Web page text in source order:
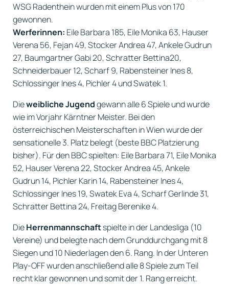
WSG Radenthein wurden mit einem Plus von 170
gewonnen.
Werferinnen: Eile Barbara 185, Eile Monika 63, Hauser
Verena 56, Fejan 49, Stocker Andrea 47, Ankele Gudrun
27, Baumgartner Gabi 20, Schratter Bettina20,
Schneiderbauer 12, Scharf 9, Rabensteiner Ines 8,
Schlossinger Ines 4, Pichler 4 und Swatek 1.
Dieweibliche Jugendgewann alle 6 Spiele und wurde
wie im Vorjahr Kärntner Meister. Bei den
österreichischen Meisterschaften in Wien wurde der
sensationelle 3. Platz belegt (beste BBC Platzierung
bisher). Für den BBC spielten: Eile Barbara 71, Eile Monika
52, Hauser Verena 22, Stocker Andrea 45, Ankele
Gudrun 14, Pichler Karin 14, Rabensteiner Ines 4,
Schlossinger Ines 19, Swatek Eva 4, Scharf Gerlinde 31,
Schratter Bettina 24, Freitag Berenike 4.
DieHerrenmannschaftspielte in der Landesliga (10
Vereine) und belegte nach dem Grunddurchgang mit 8
Siegen und 10 Niederlagen den 6. Rang. In der Unteren
Play-OFF wurden anschließend alle 8 Spiele zum Teil
recht klar gewonnen und somit der 1. Rang erreicht.